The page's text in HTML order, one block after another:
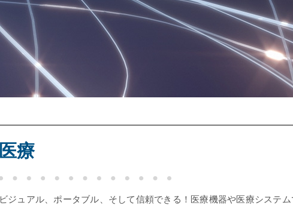
医療
ビジュアル、ポータブル、そして信頼できる！医療機器や医療システ